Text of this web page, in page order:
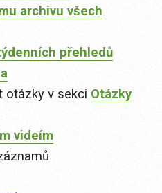
archivu všech
přehledů
otázky v sekci Otázky
videím